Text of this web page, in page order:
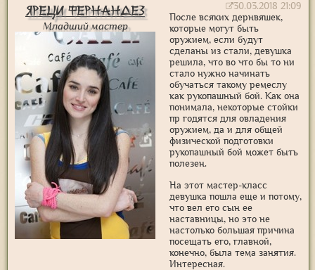
Яреци Фернандез
Младший мастер
30.03.2018 21:09
После всяких дернвяшек,
которые могут быть
оружием, если будут
сделаны из стали, девушка
решила, что во что бы то ни
стало нужно начинать
обучаться такому ремеслу
как рукопашный бой. Как она
понимала, некоторые стойки
пр годятся для овладения
оружием, да и для общей
физической подготовки
рукопашный бой может быть
полезен.
На этот мастер-класс
девушка пошла еще и потому,
что вел его сын ее
наставницы, но это не
настолько большая причина
посещать его, главной,
конечно, была тема занятия.
Интересная.